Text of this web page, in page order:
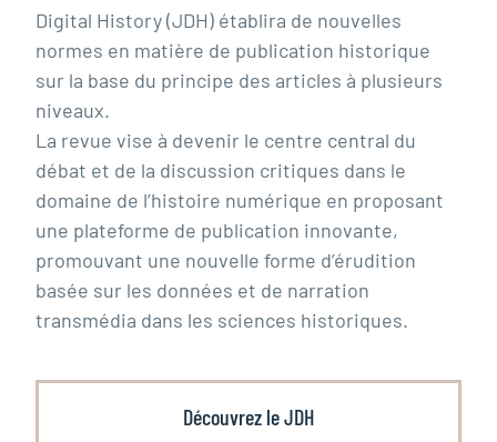
Digital History (JDH) établira de nouvelles
normes en matière de publication historique
sur la base du principe des articles à plusieurs
niveaux.
La revue vise à devenir le centre central du
débat et de la discussion critiques dans le
domaine de l’histoire numérique en proposant
une plateforme de publication innovante,
promouvant une nouvelle forme d’érudition
basée sur les données et de narration
transmédia dans les sciences historiques.
Découvrez le JDH